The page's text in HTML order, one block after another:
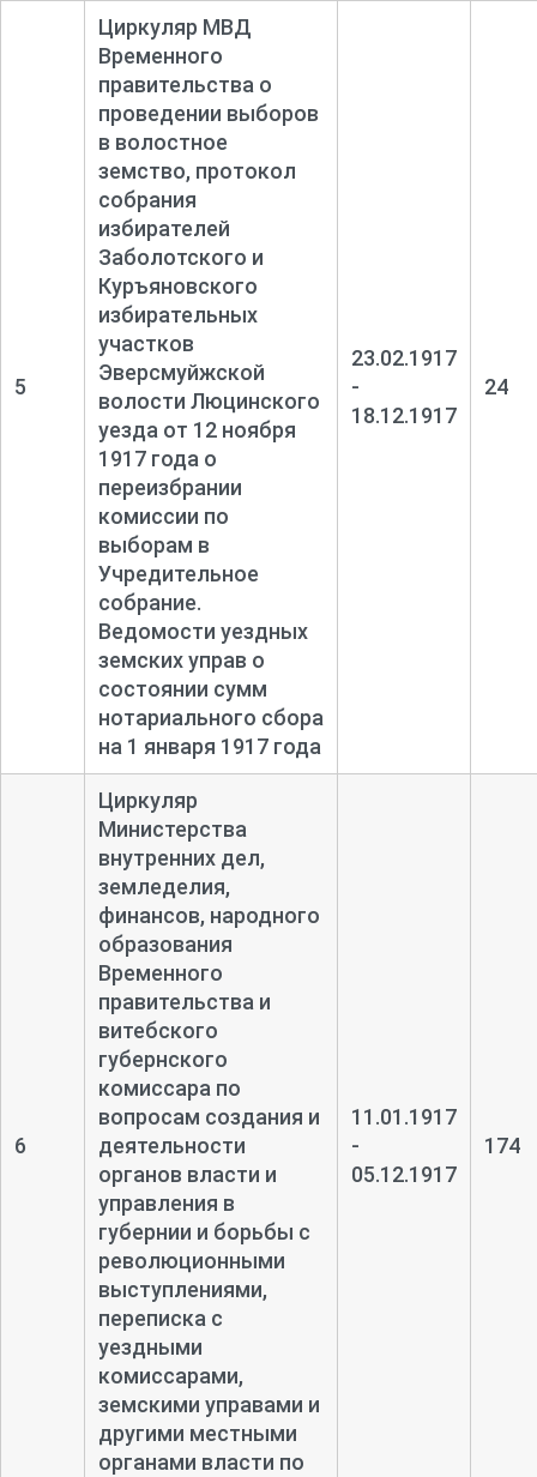
5
Циркуляр МВД
Временного
правительства о
проведении выборов
в волостное
земство, протокол
собрания
избирателей
Заболотского и
Куръяновского
избирательных
участков
Эверсмуйжской
волости Люцинского
уезда от 12 ноября
1917 года о
переизбрании
комиссии по
выборам в
Учредительное
собрание.
Ведомости уездных
земских управ о
состоянии сумм
нотариального сбора
на 1 января 1917 года
23.02.1917
-
18.12.1917
24
6
Циркуляр
Министерства
внутренних дел,
земледелия,
финансов, народного
образования
Временного
правительства и
витебского
губернского
комиссара по
вопросам создания и
деятельности
органов власти и
управления в
губернии и борьбы с
революционными
выступлениями,
переписка с
уездными
комиссарами,
земскими управами и
другими местными
органами власти по
11.01.1917
-
05.12.1917
174